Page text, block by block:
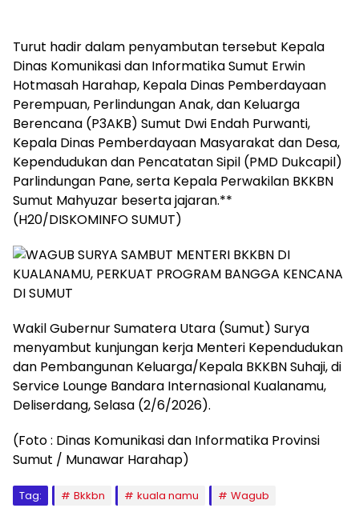
Turut hadir dalam penyambutan tersebut Kepala
Dinas Komunikasi dan Informatika Sumut Erwin
Hotmasah Harahap, Kepala Dinas Pemberdayaan
Perempuan, Perlindungan Anak, dan Keluarga
Berencana (P3AKB) Sumut Dwi Endah Purwanti,
Kepala Dinas Pemberdayaan Masyarakat dan Desa,
Kependudukan dan Pencatatan Sipil (PMD Dukcapil)
Parlindungan Pane, serta Kepala Perwakilan BKKBN
Sumut Mahyuzar beserta jajaran.**
(H20/DISKOMINFO SUMUT)
Wakil Gubernur Sumatera Utara (Sumut) Surya
menyambut kunjungan kerja Menteri Kependudukan
dan Pembangunan Keluarga/Kepala BKKBN Suhaji, di
Service Lounge Bandara Internasional Kualanamu,
Deliserdang, Selasa (2/6/2026).
(Foto : Dinas Komunikasi dan Informatika Provinsi
Sumut / Munawar Harahap)
Tag: Bkkbn kuala namu Wagub